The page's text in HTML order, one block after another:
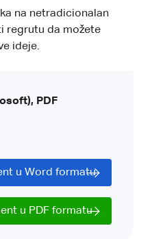
na netradicionalan
regrutu da možete
ideje.
PDF
u Word formatu
u PDF formatu